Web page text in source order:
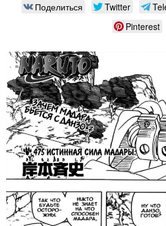
Поделиться Twitter
Pinterest